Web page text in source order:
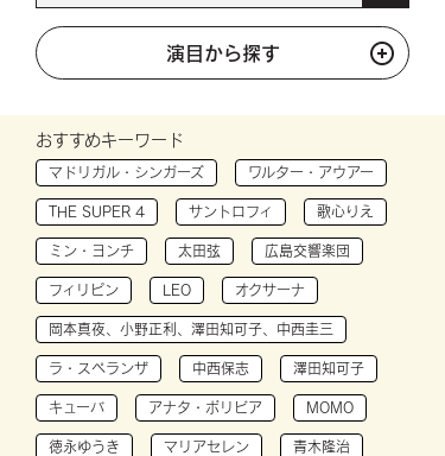
演目から探す
おすすめキーワード
マドリガル・シンガーズ ワルター・アウアー
THE SUPER 4 サントロフィ 歌心りえ
ミン・ヨンチ 太田弦 広島交響楽団
フィリピン LEO オクサーナ
岡本真夜、小野正利、澤田知可子、中西圭三
ラ・スペランザ 中西保志 澤田知可子
キューバ アナタ・ボリビア MOMO
徳永ゆうき マリアセレン 青木隆治